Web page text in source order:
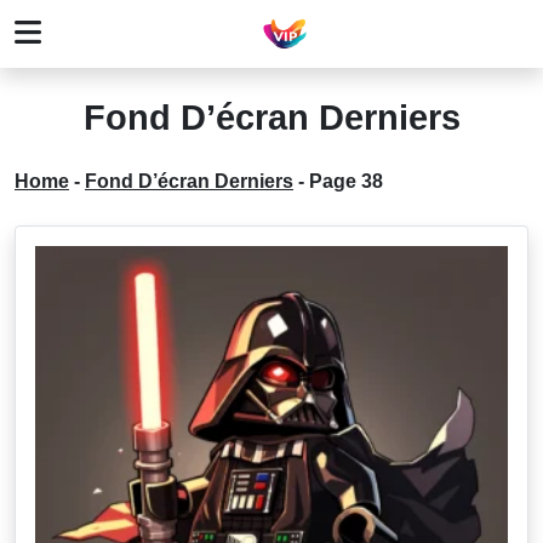
Fond D’écran Derniers
Home - Fond D’écran Derniers - Page 38